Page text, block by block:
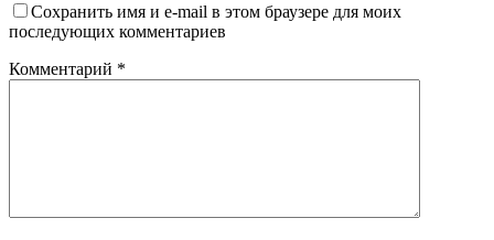
Сохранить имя и e-mail в этом браузере для моих
последующих комментариев
Комментарий *